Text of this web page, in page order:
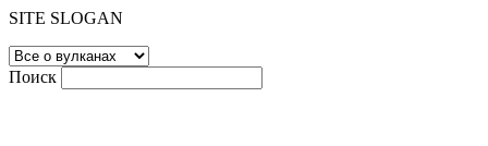
SITE SLOGAN
Поиск